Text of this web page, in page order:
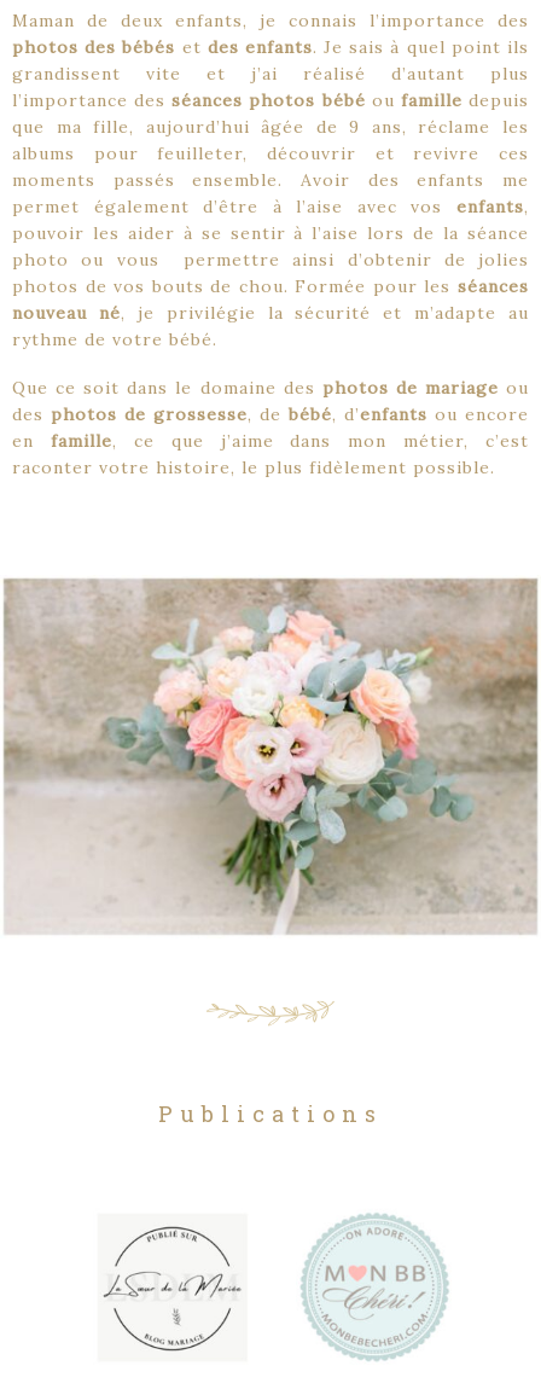
Maman de deux enfants, je connais l’importance des
photos des bébés et des enfants. Je sais à quel point ils
grandissent vite et j’ai réalisé d’autant plus
l’importance desséances photos bébé ou famille depuis
que ma fille, aujourd’hui âgée de 9 ans, réclame les
albums pour feuilleter, découvrir et revivre ces
moments passés ensemble. Avoir des enfants me
permet également d’être à l’aise avec vos enfants,
pouvoir les aider à se sentir à l’aise lors de la séance
photo ou vous permettre ainsi d’obtenir de jolies
photos de vos bouts de chou. Formée pour les séances
nouveau né, je privilégie la sécurité et m’adapte au
rythme de votre bébé.
Que ce soit dans le domaine des photos de mariage ou
des photos de grossesse, de bébé, d’enfants ou encore
en famille, ce que j’aime dans mon métier, c’est
raconter votre histoire, le plus fidèlement possible.
Publications